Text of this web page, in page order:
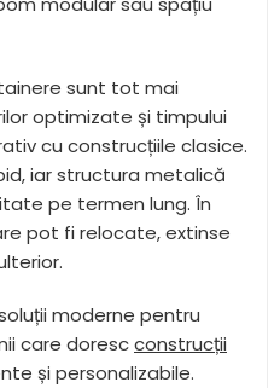
sunt tot mai
optimizate și timpului
cu construcțiile clasice.
iar structura metalică
pe termen lung. În
pot fi relocate, extinse
soluții moderne pentru
care dorescconstrucții
și personalizabile.